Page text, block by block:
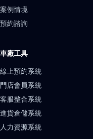
案例情境
預約諮詢
車廠工具
線上預約系統
門店會員系統
客服整合系統
進貨倉儲系統
人力資源系統